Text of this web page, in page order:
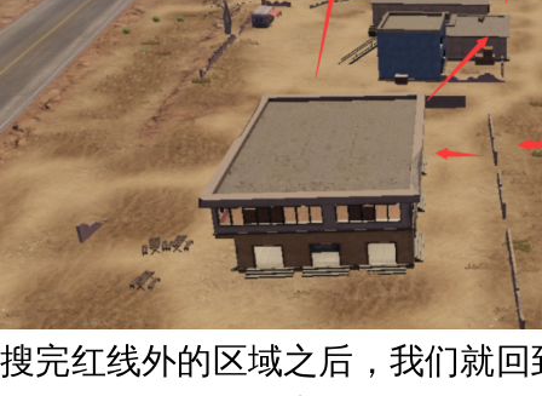
搜完红线外的区域之后，我们就